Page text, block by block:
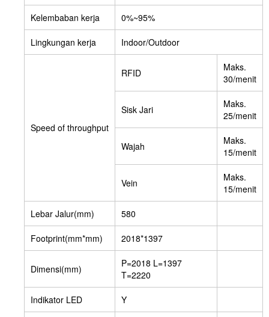
Kelembaban kerja 0%~95%
Lingkungan kerja Indoor/Outdoor
Speed of throughput
RFID
Maks.
30/menit
Sisk Jari
Maks.
25/menit
Wajah
Maks.
15/menit
Vein
Maks.
15/menit
Lebar Jalur(mm) 580
Footprint(mm*mm) 2018*1397
Dimensi(mm)
P=2018 L=1397
T=2220
Indikator LED Y